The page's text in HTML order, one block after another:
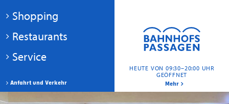
HEUTE VON 09:30–20:00 UHR
GEÖFFNET
Mehr
Anfahrt und Verkehr
Shopping
Restaurants
Service